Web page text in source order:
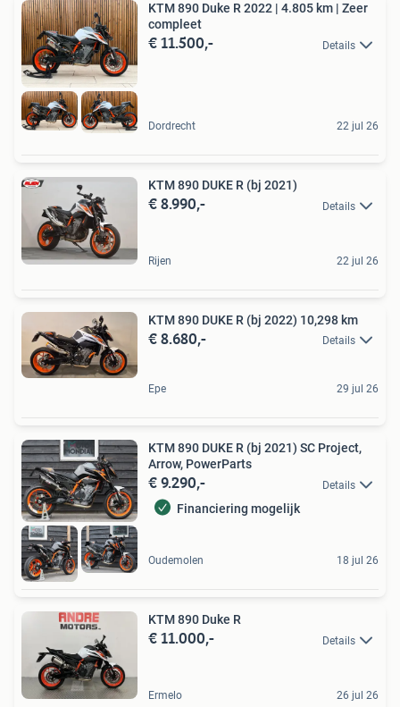
KTM 890 Duke R 2022 | 4.805 km | Zeer
compleet
€ 11.500,- Details
Dordrecht 22 jul 26
KTM 890 DUKE R (bj 2021)
€ 8.990,- Details
Rijen 22 jul 26
KTM 890 DUKE R (bj 2022) 10,298 km
€ 8.680,- Details
Epe 29 jul 26
KTM 890 DUKE R (bj 2021) SC Project,
Arrow, PowerParts
€ 9.290,- Details
Financiering mogelijk
Oudemolen 18 jul 26
KTM 890 Duke R
€ 11.000,- Details
Ermelo 26 jul 26